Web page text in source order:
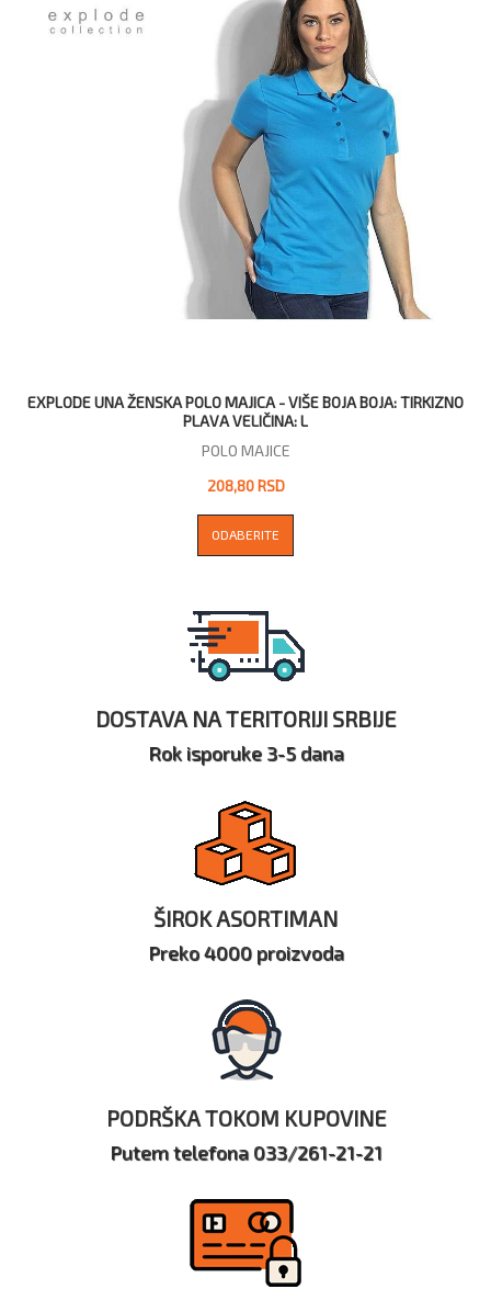
EXPLODE UNA ŽENSKA POLO MAJICA - VIŠE BOJA BOJA: TIRKIZNO
PLAVA VELIČINA: L
POLO MAJICE
208,80 RSD
ODABERITE
DOSTAVA NA TERITORIJI SRBIJE
Rok isporuke 3-5 dana
ŠIROK ASORTIMAN
Preko 4000 proizvoda
PODRŠKA TOKOM KUPOVINE
Putem telefona 033/261-21-21